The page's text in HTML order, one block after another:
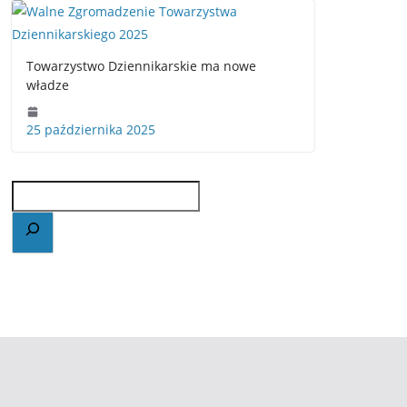
Towarzystwo Dziennikarskie ma nowe
władze
25 października 2025